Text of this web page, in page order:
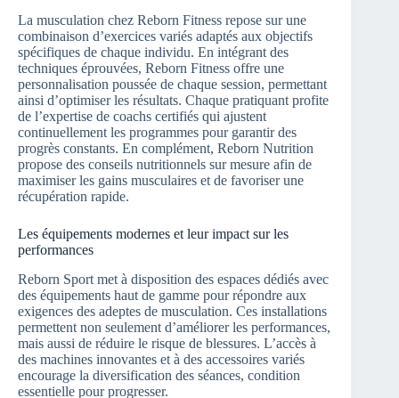
La musculation chez Reborn Fitness repose sur une
combinaison d’exercices variés adaptés aux objectifs
spécifiques de chaque individu. En intégrant des
techniques éprouvées, Reborn Fitness offre une
personnalisation poussée de chaque session, permettant
ainsi d’optimiser les résultats. Chaque pratiquant profite
de l’expertise de coachs certifiés qui ajustent
continuellement les programmes pour garantir des
progrès constants. En complément, Reborn Nutrition
propose des conseils nutritionnels sur mesure afin de
maximiser les gains musculaires et de favoriser une
récupération rapide.
Les équipements modernes et leur impact sur les
performances
Reborn Sport met à disposition des espaces dédiés avec
des équipements haut de gamme pour répondre aux
exigences des adeptes de musculation. Ces installations
permettent non seulement d’améliorer les performances,
mais aussi de réduire le risque de blessures. L’accès à
des machines innovantes et à des accessoires variés
encourage la diversification des séances, condition
essentielle pour progresser.